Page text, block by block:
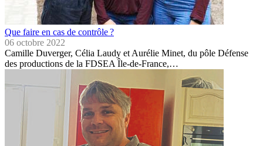
Que faire en cas de contrôle ?
06 octobre 2022
Camille Duverger, Célia Laudy et Aurélie Minet, du pôle Défense
des productions de la FDSEA Île-de-France,…